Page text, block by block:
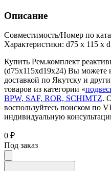
Описание
Совместимость/Номер по
Характеристики: d75 x 115 x
Купить Рем.комплект
(d75x115xd19x24) Вы можете
доставкой по Якутску и
товаров из категории «
BPW, SAF, ROR, SCHIMTZ.
воспользуйтесь поиском по
индивидуальную
0 ₽
Под заказ